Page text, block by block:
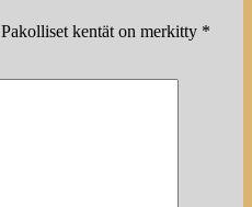
Pakolliset kentät on merkitty *